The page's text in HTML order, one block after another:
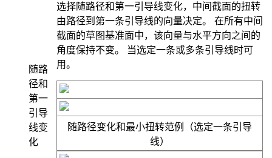
随路
径和
第一
引导
线变
化
选择随路径和第一引导线变化，中间截面的扭转
由路径到第一条引导线的向量决定。 在所有中间
截面的草图基准面中，该向量与水平方向之间的
角度保持不变。 当选定一条或多条引导线时可
用。
随路径变化和最小扭转范例（选定一条引导
线）